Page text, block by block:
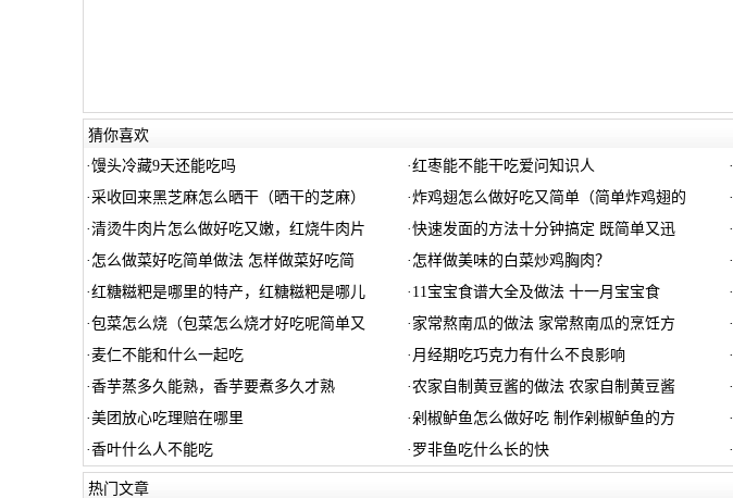
猜你喜欢
·馒头冷藏9天还能吃吗 ·红枣能不能干吃爱问知识人 ·
·采收回来黑芝麻怎么晒干（晒干的芝麻） ·炸鸡翅怎么做好吃又简单（简单炸鸡翅的 ·
·清烫牛肉片怎么做好吃又嫩，红烧牛肉片 ·快速发面的方法十分钟搞定 既简单又迅 ·
· 怎么做菜好吃简单做法 怎样做菜好吃简 · 怎样做美味的白菜炒鸡胸肉？ ·
·红糖糍粑是哪里的特产，红糖糍粑是哪儿 · 11宝宝食谱大全及做法 十一月宝宝食 ·
·包菜怎么烧（包菜怎么烧才好吃呢简单又 · 家常熬南瓜的做法 家常熬南瓜的烹饪方 ·
·麦仁不能和什么一起吃 · 月经期吃巧克力有什么不良影响 ·
·香芋蒸多久能熟，香芋要煮多久才熟 ·农家自制黄豆酱的做法 农家自制黄豆酱 ·
·美团放心吃理赔在哪里 ·剁椒鲈鱼怎么做好吃 制作剁椒鲈鱼的方 ·
·香叶什么人不能吃 · 罗非鱼吃什么长的快 ·
热门文章